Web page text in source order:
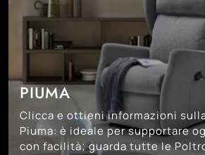
PIUMA
Clicca e ottieni informazioni
Piuma: è ideale per supportare
con facilità; guarda tutte le